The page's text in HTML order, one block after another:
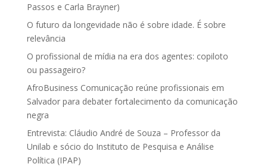
Passos e Carla Brayner)
O futuro da longevidade não é sobre idade. É sobre
relevância
O profissional de mídia na era dos agentes: copiloto
ou passageiro?
AfroBusiness Comunicação reúne profissionais em
Salvador para debater fortalecimento da comunicação
negra
Entrevista: Cláudio André de Souza – Professor da
Unilab e sócio do Instituto de Pesquisa e Análise
Política (IPAP)